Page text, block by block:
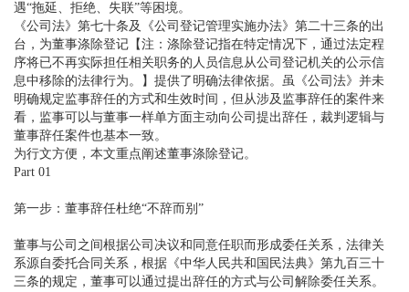
遇“拖延、拒绝、失联”等困境。
《公司法》第七十条及《公司登记管理实施办法》第二十三条的出
台，为董事涤除登记【注：涤除登记指在特定情况下，通过法定程
序将已不再实际担任相关职务的人员信息从公司登记机关的公示信
息中移除的法律行为。】提供了明确法律依据。虽《公司法》并未
明确规定监事辞任的方式和生效时间，但从涉及监事辞任的案件来
看，监事可以与董事一样单方面主动向公司提出辞任，裁判逻辑与
董事辞任案件也基本一致。
为行文方便，本文重点阐述董事涤除登记。
Part 01
第一步：董事辞任杜绝“不辞而别”
董事与公司之间根据公司决议和同意任职而形成委任关系，法律关
系源自委托合同关系，根据《中华人民共和国民法典》第九百三十
三条的规定，董事可以通过提出辞任的方式与公司解除委任关系。